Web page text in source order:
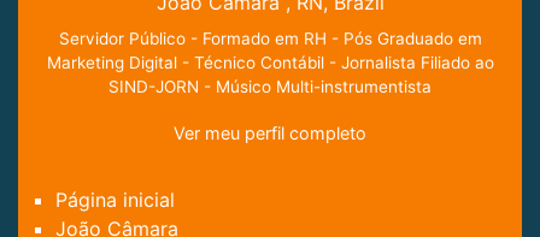
Servidor Público - Formado em RH - Pós Graduado em
Marketing Digital - Técnico Contábil - Jornalista Filiado ao
SIND-JORN - Músico Multi-instrumentista
Ver meu perfil completo
Página inicial
João Câmara